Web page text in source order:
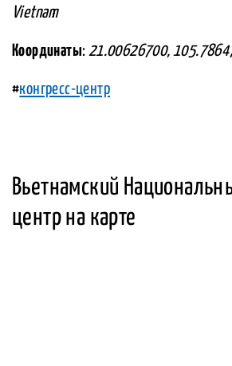
Vietnam
Координаты: 21.00626700,
#конгресс-центр
Вьетнамский
центр на карте